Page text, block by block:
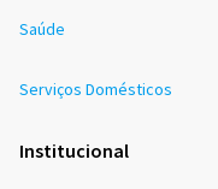
Saúde
Serviços Domésticos
Institucional